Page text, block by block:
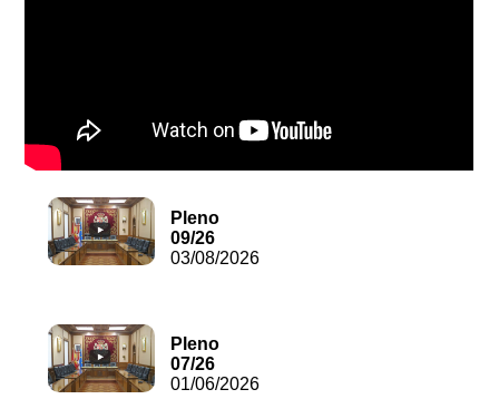
Pleno
09/26
03/08/2026
Pleno
07/26
01/06/2026